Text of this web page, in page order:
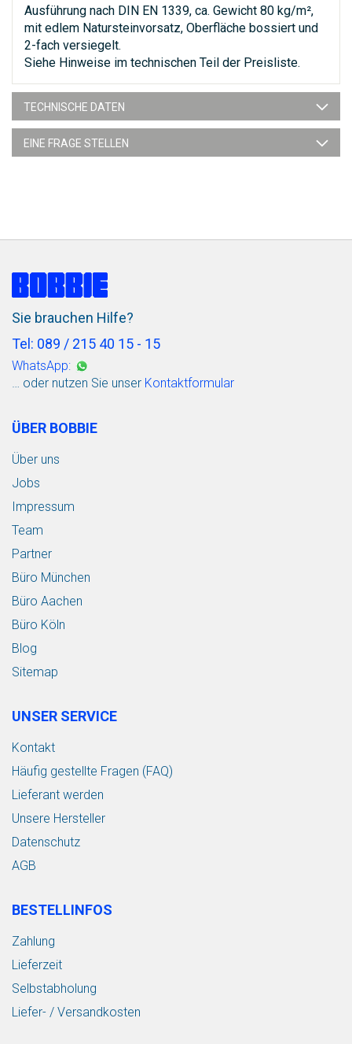
Ausführung nach DIN EN 1339, ca. Gewicht 80 kg/m²,
mit edlem Natursteinvorsatz, Oberfläche bossiert und
2-fach versiegelt.
Siehe Hinweise im technischen Teil der Preisliste.
TECHNISCHE DATEN
EINE FRAGE STELLEN
Sie brauchen Hilfe?
Tel: 089 / 215 40 15 - 15
WhatsApp:
… oder nutzen Sie unser Kontaktformular
ÜBER BOBBIE
Über uns
Jobs
Impressum
Team
Partner
Büro München
Büro Aachen
Büro Köln
Blog
Sitemap
UNSER SERVICE
Kontakt
Häufig gestellte Fragen (FAQ)
Lieferant werden
Unsere Hersteller
Datenschutz
AGB
BESTELLINFOS
Zahlung
Lieferzeit
Selbstabholung
Liefer- / Versandkosten